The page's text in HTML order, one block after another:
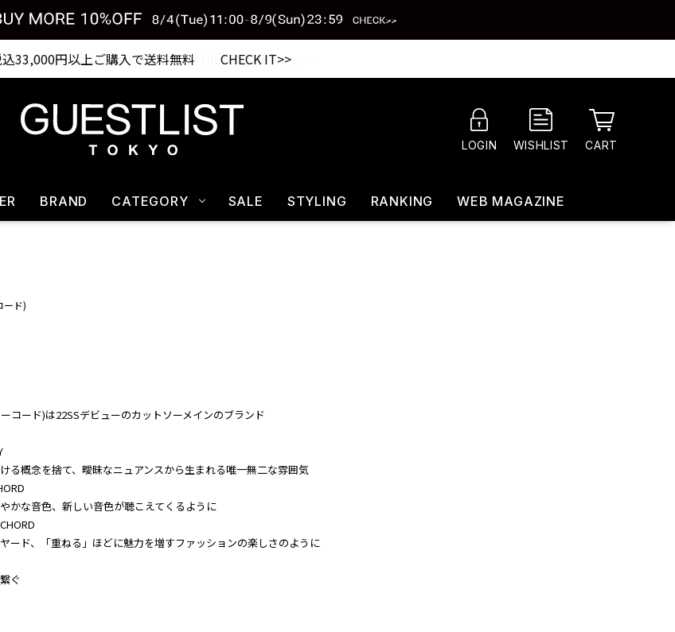
33,000円以上ご購入で送料無料 CHECK IT>>
LOGIN WISHLIST CART
BRAND CATEGORY SALE STYLING RANKING WEB MAGAZINE
ード)
ーコード)は22SSデビューのカットソーメインのブランド
る概念を捨て、曖昧なニュアンスから生まれる唯一無二な雰囲気
かな音色、新しい音色が聴こえてくるように
ード、「重ねる」ほどに魅力を増すファッションの楽しさのように
ぐ